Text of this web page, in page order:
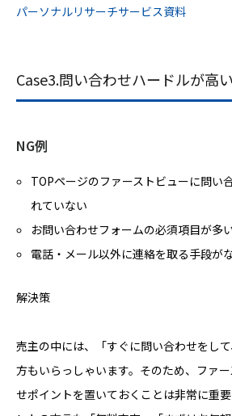
パーソナルリサーチサービス資料
Case3.問い合わせハードルが高い
NG例
TOPページのファーストビューに問い
れていない
お問い合わせフォームの必須項目が多
電話・メール以外に連絡を取る手段が
解決策
売主の中には、「すぐに問い合わせをし
方もいらっしゃいます。そのため、ファ
せポイントを置いておくことは非常に重